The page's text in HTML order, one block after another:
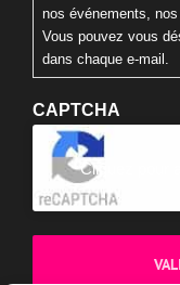
nos événements,
Vous pouvez vous
dans chaque e-mail.
CAPTCHA
Cliquez pour